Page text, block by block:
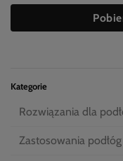
Kategorie
Rozwiązania dla
Zastosowania